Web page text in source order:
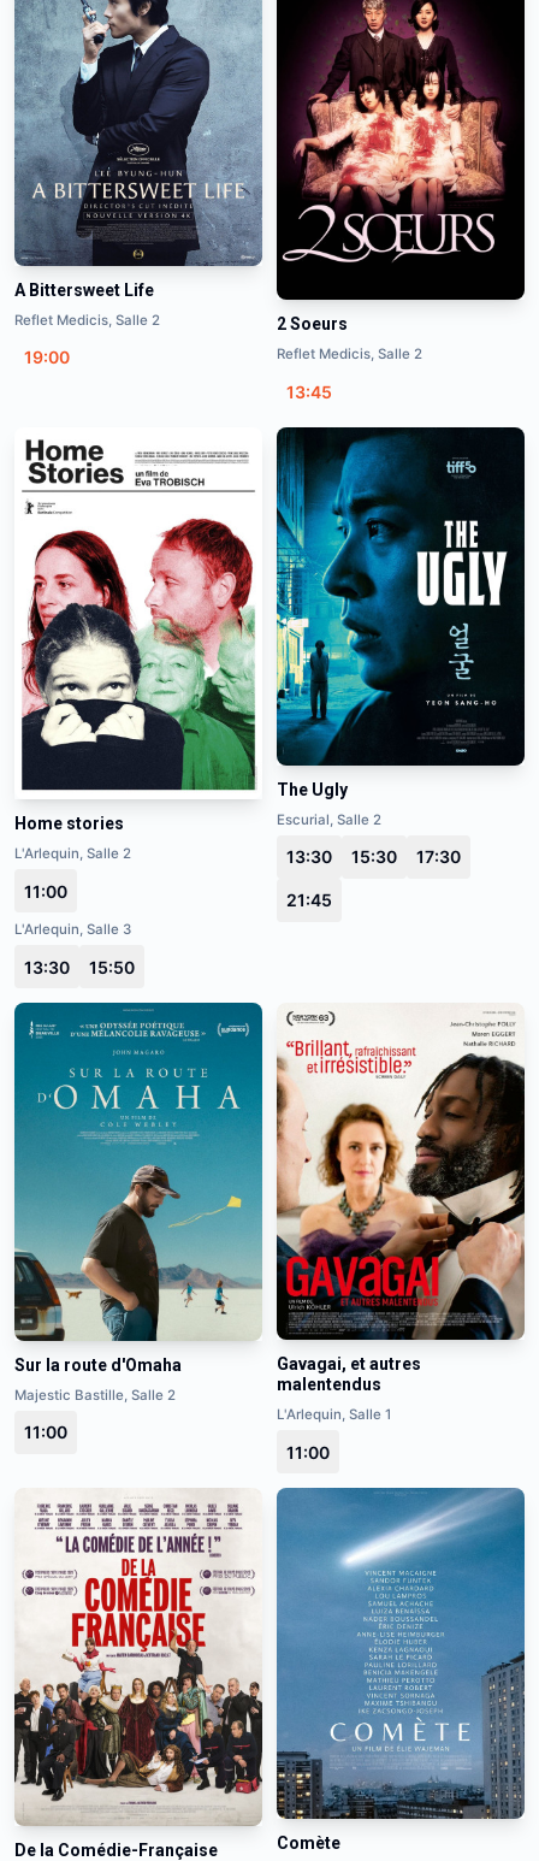
A Bittersweet Life
Reflet Medicis, Salle 2
19:00
2 Soeurs
Reflet Medicis, Salle 2
13:45
Home stories
L'Arlequin, Salle 2
11:00
L'Arlequin, Salle 3
13:30 15:50
The Ugly
Escurial, Salle 2
13:30 15:30 17:30
21:45
Sur la route d'Omaha
Majestic Bastille, Salle 2
11:00
Gavagai, et autres
malentendus
L'Arlequin, Salle 1
11:00
De la Comédie-Française Comète